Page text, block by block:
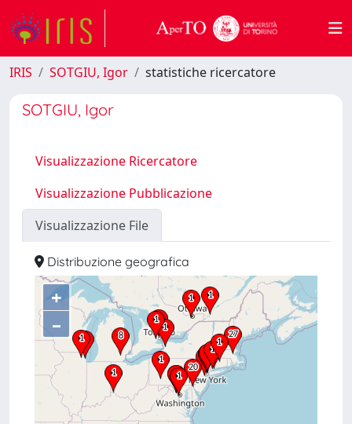
IRIS SOTGIU, Igor statistiche ricercatore
SOTGIU, Igor
Visualizzazione Ricercatore
Visualizzazione Pubblicazione
Visualizzazione File
Distribuzione geografica
+
–